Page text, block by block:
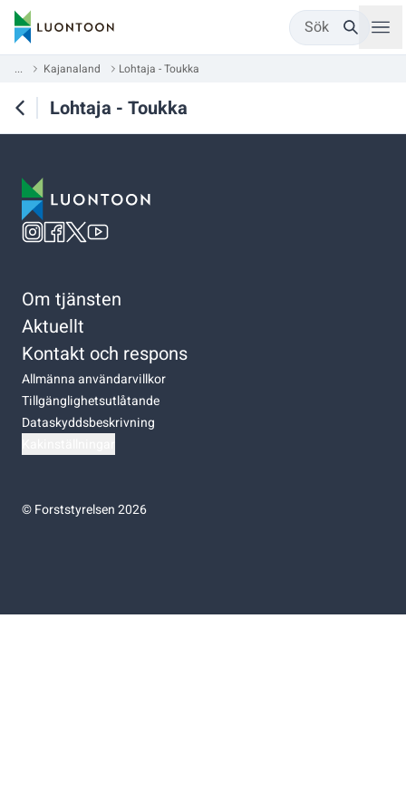
Sök
... Kajanaland Lohtaja - Toukka
Lohtaja - Toukka
Om tjänsten
Aktuellt
Kontakt och respons
Allmänna användarvillkor
Tillgänglighetsutlåtande
Dataskyddsbeskrivning
©Forststyrelsen 2026